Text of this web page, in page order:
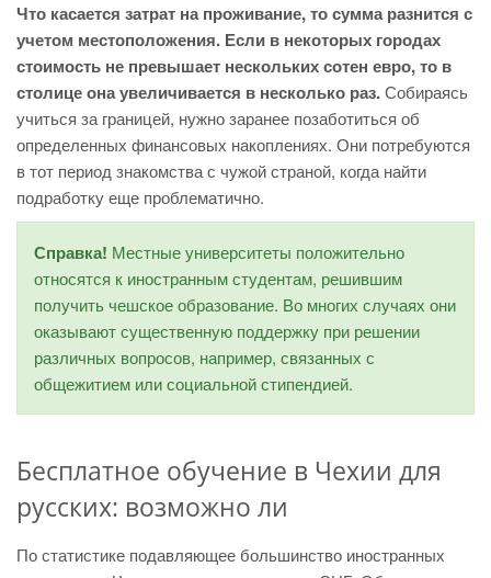
Что касается затрат на проживание, то сумма разнится с
учетом местоположения. Если в некоторых городах
стоимость не превышает нескольких сотен евро, то в
столице она увеличивается в несколько раз.Собираясь
учиться за границей, нужно заранее позаботиться об
определенных финансовых накоплениях. Они потребуются
в тот период знакомства с чужой страной, когда найти
подработку еще проблематично.
Справка! Местные университеты положительно
относятся к иностранным студентам, решившим
получить чешское образование. Во многих случаях они
оказывают существенную поддержку при решении
различных вопросов, например, связанных с
общежитием или социальной стипендией.
Бесплатное обучение в Чехии для
русских: возможно ли
По статистике подавляющее большинство иностранных